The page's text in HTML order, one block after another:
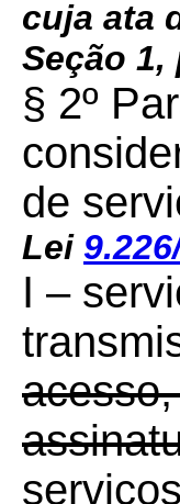
cuja ata
Seção
§ 2º
de
Lei
I –